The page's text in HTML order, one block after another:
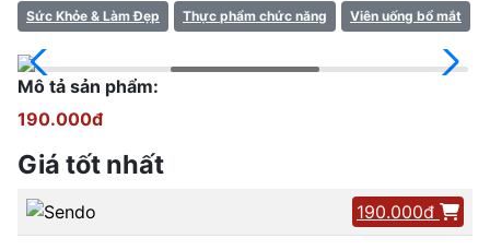
Sức Khỏe & Làm Đẹp Thực phẩm chức năng Viên uống bổ mắt
Mô tả sản phẩm:
190.000đ
Giá tốt nhất
190.000đ